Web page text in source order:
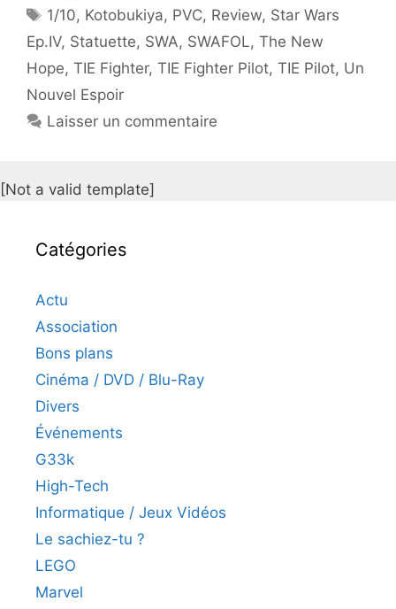
Étiquettes
1/10, Kotobukiya, PVC, Review, Star Wars
Ep.IV, Statuette, SWA, SWAFOL, The New
Hope, TIE Fighter, TIE Fighter Pilot, TIE Pilot, Un
Nouvel Espoir
Laisser un commentaire
[Not a valid template]
Catégories
Actu
Association
Bons plans
Cinéma / DVD / Blu-Ray
Divers
Événements
G33k
High-Tech
Informatique / Jeux Vidéos
Le sachiez-tu ?
LEGO
Marvel